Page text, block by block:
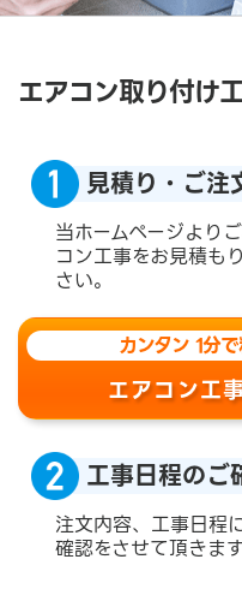
エアコン取り付け
見積り・ご注
当ホームページより
コン工事をお見積も
さい。
カンタン 1分
エアコン工
工事日程のご
注文内容、工事日程
確認をさせて頂きます